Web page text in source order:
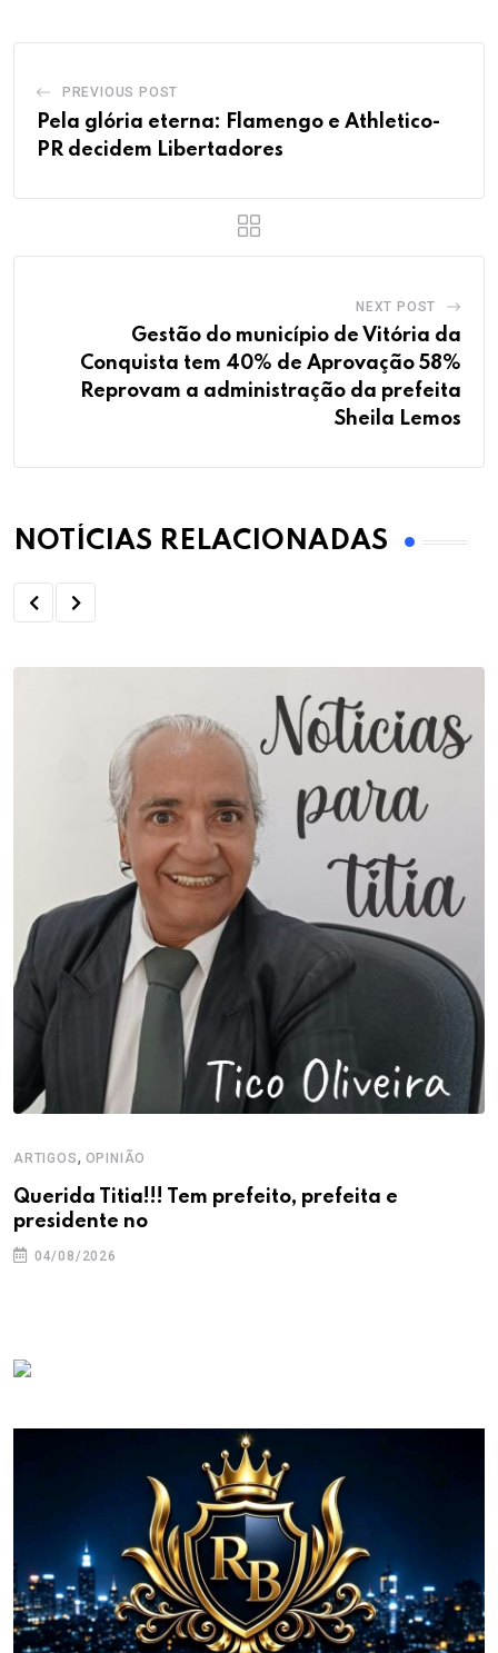
PREVIOUS POST
Pela glória eterna: Flamengo e Athletico-
PR decidem Libertadores
NEXT POST
Gestão do município de Vitória da
Conquista tem 40% de Aprovação 58%
Reprovam a administração da prefeita
Sheila Lemos
NOTÍCIAS RELACIONADAS
ARTIGOS, OPINIÃO
Querida Titia!!! Tem prefeito, prefeita e
presidente no
04/08/2026